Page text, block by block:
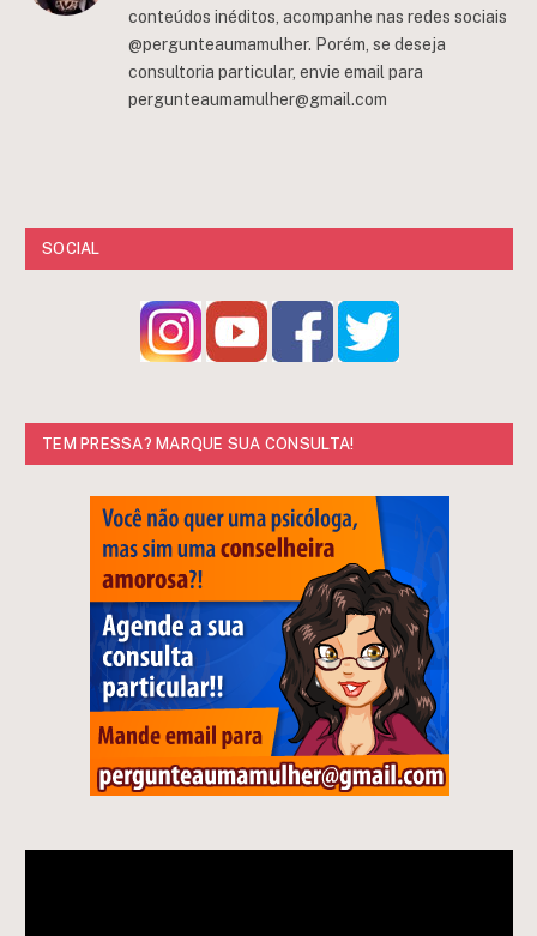
conteúdos inéditos, acompanhe nas redes sociais
@pergunteaumamulher. Porém, se deseja
consultoria particular, envie email para
pergunteaumamulher@gmail.com
SOCIAL
TEM PRESSA? MARQUE SUA CONSULTA!